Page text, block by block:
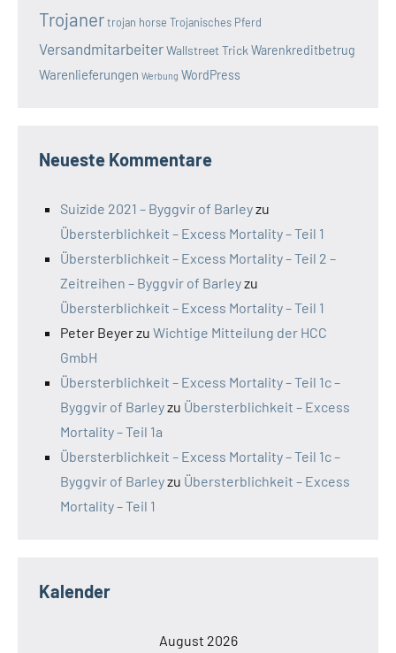
Trojanertrojan horse Trojanisches Pferd
VersandmitarbeiterWallstreet Trick Warenkreditbetrug
Warenlieferungen Werbung WordPress
Neueste Kommentare
Suizide 2021 – Byggvir of Barleyzu
Übersterblichkeit – Excess Mortality – Teil 1
Übersterblichkeit – Excess Mortality – Teil 2 –
Zeitreihen – Byggvir of Barleyzu
Übersterblichkeit – Excess Mortality – Teil 1
Peter Beyerzu Wichtige Mitteilung der HCC
GmbH
Übersterblichkeit – Excess Mortality – Teil 1c –
Byggvir of Barleyzu Übersterblichkeit – Excess
Mortality – Teil 1a
Übersterblichkeit – Excess Mortality – Teil 1c –
Byggvir of Barleyzu Übersterblichkeit – Excess
Mortality – Teil 1
Kalender
August 2026